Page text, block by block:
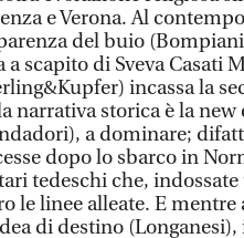
e Verona. Al
del buio
a scapito di Sveva Casati
incassa la
narrativa storica è la
a dominare;
dopo lo sbarco in
tedeschi che,
le linee alleate. E mentre
di destino